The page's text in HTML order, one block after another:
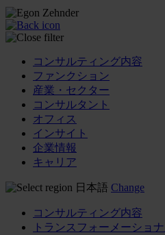
コンサルティング内容
ファンクション
産業・セクター
コンサルタント
オフィス
インサイト
企業情報
キャリア
日本語 Change
コンサルティング内容
トランスフォーメーショ